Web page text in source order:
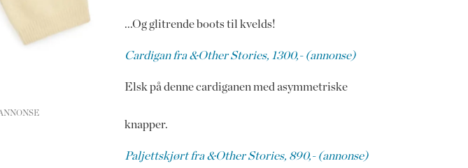
...Og glitrende boots til kvelds!
Cardigan fra &Other Stories, 1300,- (annonse)
Elsk på denne cardiganen med asymmetriske
knapper.
Paljettskjørt fra &Other Stories, 890,- (annonse)